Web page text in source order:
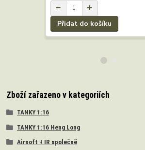
Přidat do košíku
Zboží zařazeno v kategoriích
TANKY 1:16
TANKY 1:16 Heng Long
Airsoft + IR společně